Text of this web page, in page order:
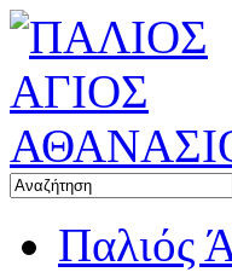
Παλιός